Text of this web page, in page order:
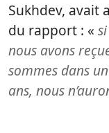
Sukhdev, avait
du rapport : «
nous avons
sommes dans
ans, nous